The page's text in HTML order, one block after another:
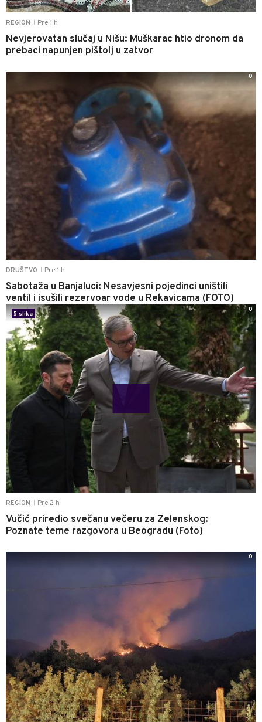
REGION Pre 1 h
Nevjerovatan slučaj u Nišu: Muškarac htio dronom da
prebaci napunjen pištolj u zatvor
DRUŠTVO Pre 1 h
Sabotaža u Banjaluci: Nesavjesni pojedinci uništili
ventil i isušili rezervoar vode u Rekavicama (FOTO)
0
REGION Pre 2 h
Vučić priredio svečanu večeru za Zelenskog:
Poznate teme razgovora u Beogradu (Foto)
5 slika
0
0